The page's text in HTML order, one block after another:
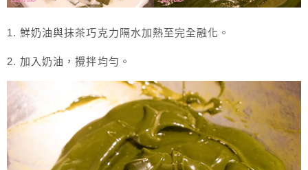
1. 鮮奶油與抹茶巧克力隔水加熱至完全融化。
2. 加入奶油，攪拌均勻。